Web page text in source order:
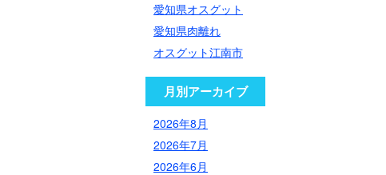
愛知県オスグット
愛知県肉離れ
オスグット江南市
月別アーカイブ
2026年8月
2026年7月
2026年6月